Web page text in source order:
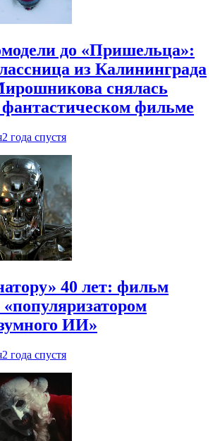
до «Пришельца»:
из Калининграда
снялась
фильме
2 года спустя
40 лет: фильм
ИИ»
2 года спустя